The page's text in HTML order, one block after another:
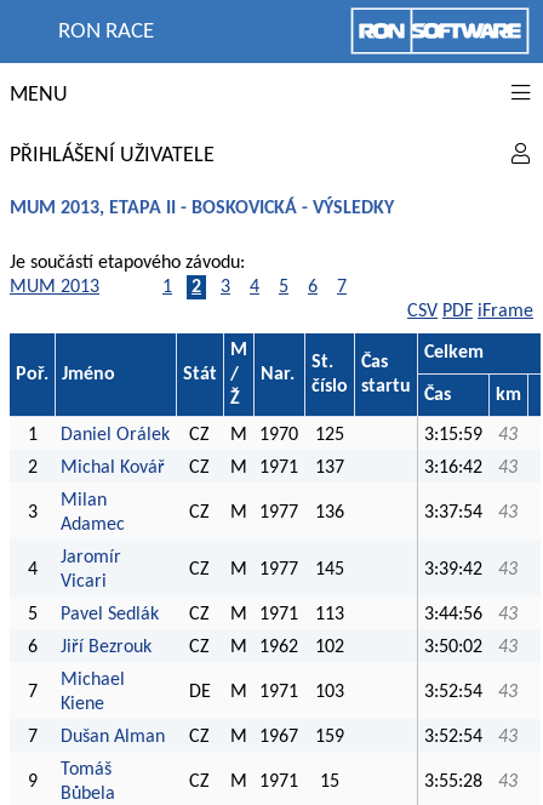
RON RACE
MENU
PŘIHLÁŠENÍ UŽIVATELE
MUM 2013, ETAPA II - BOSKOVICKÁ - VÝSLEDKY
Je součástí etapového závodu:
MUM 2013
1 2 3 4 5 6
7
CSV PDF iFrame
Poř. Jméno Stát
M
/
Ž
Nar.
St.
číslo
Čas
startu
Celkem
Čas km
1 Daniel Orálek CZ M 1970 125 3:15:59
43
2
Michal Kovář CZ M 1971 137 3:16:42 43
3
Milan
Adamec
CZ M 1977 136 3:37:54 43
4
Jaromír
Vicari
CZ M 1977 145 3:39:42 43
5 Pavel Sedlák CZ M 1971 113 3:44:56
43
6
Jiří Bezrouk CZ M 1962 102 3:50:02 43
7
Michael
Kiene
DE M 1971 103 3:52:54 43
7 Dušan Alman CZ M 1967 159 3:52:54 43
9
Tomáš
Bůbela
CZ M 1971 15 3:55:28 43